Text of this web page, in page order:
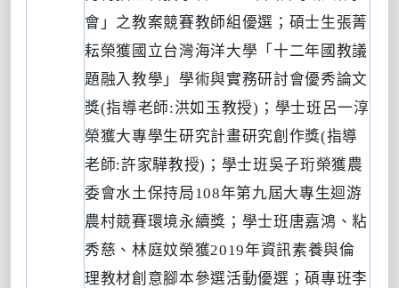
會」之教案競賽教師組優選；碩士生張菁
耘榮獲國立台灣海洋大學「十二年國教議
題融入教學」學術與實務研討會優秀論文
獎(指導老師:洪如玉教授) ；學士班呂一淳
榮獲大專學生研究計畫研究創作獎(指導
老師:許家驊教授) ；學士班吳子珩榮獲農
委會水土保持局108年第九屆大專生迴游
農村競賽環境永續獎；學士班唐嘉鴻、粘
秀慈、林庭妏榮獲2019年資訊素養與倫
理教材創意腳本參選活動優選；碩專班李